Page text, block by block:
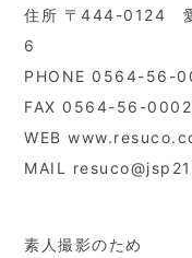
住所 〒444-0124 愛
6
PHONE 0564-56-
FAX 0564-56-0002
WEB
MAIL
素人撮影のため